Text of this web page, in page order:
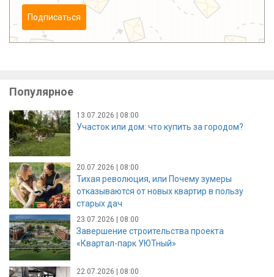
Подписаться
Популярное
13.07.2026 | 08:00
Участок или дом: что купить за городом?
20.07.2026 | 08:00
Тихая революция, или Почему зумеры
отказываются от новых квартир в пользу
старых дач
23.07.2026 | 08:00
Завершение строительства проекта
«Квартал-парк УЮТный»
22.07.2026 | 08:00